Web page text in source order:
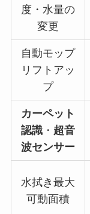
度・水量の
変更
自動モップ
リフトアッ
プ
カーペット
認識・ 超音
波センサー
水拭き最大
可動面積